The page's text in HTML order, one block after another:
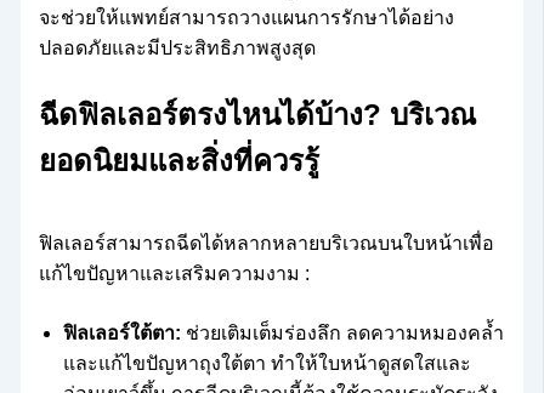
จะช่วยให้แพทย์สามารถวางแผนการรักษาได้อย่าง
ปลอดภัยและมีประสิทธิภาพสูงสุด
ฉีดฟิลเลอร์ตรงไหนได้บ้าง? บริเวณ
ยอดนิยมและสิ่งที่ควรรู้
ฟิลเลอร์สามารถฉีดได้หลากหลายบริเวณบนใบหน้าเพื่อ
แก้ไขปัญหาและเสริมความงาม :
ฟิลเลอร์ใต้ตา: ช่วยเติมเต็มร่องลึก ลดความหมองคล้ำ
และแก้ไขปัญหาถุงใต้ตา ทำให้ใบหน้าดูสดใสและ